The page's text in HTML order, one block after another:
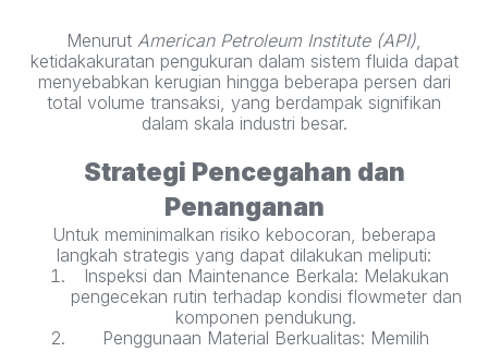
Menurut American Petroleum Institute (API)
ketidakakuratan pengukuran dalam sistem fluida dapat
menyebabkan kerugian hingga beberapa persen dari
total volume transaksi, yang berdampak signifikan
dalam skala industri besar.
Strategi Pencegahan dan
Penanganan
Untuk meminimalkan risiko kebocoran, beberapa
langkah strategis yang dapat dilakukan meliputi:
Inspeksi dan Maintenance Berkala: Melakukan
pengecekan rutin terhadap kondisi flowmeter dan
komponen pendukung.
Penggunaan Material Berkualitas: Memilih